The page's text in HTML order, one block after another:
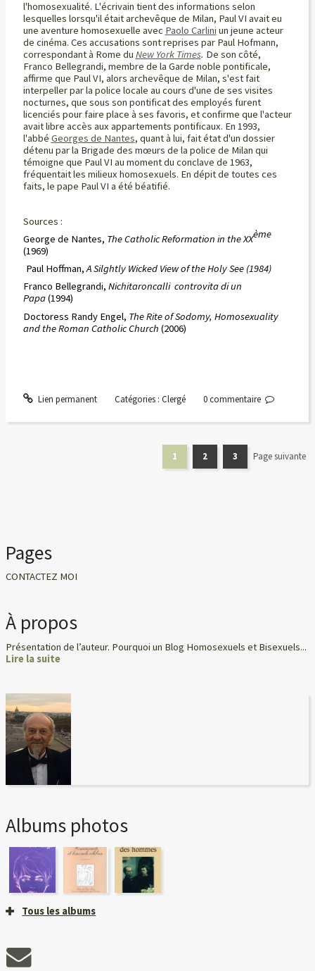
l'homosexualité. L'écrivain tient des informations selon
lesquelles lorsqu'il était archevêque de Milan, Paul VI avait eu
une aventure homosexuelle avec Paolo Carlini un jeune acteur
de cinéma. Ces accusations sont reprises par Paul Hofmann,
correspondant à Rome du New York Times. De son côté,
Franco Bellegrandi, membre de la Garde noble pontificale,
affirme que Paul VI, alors archevêque de Milan, s'est fait
interpeller par la police locale au cours d'une de ses visites
nocturnes, que sous son pontificat des employés furent
licenciés pour faire place à ses favoris, et confirme que l'acteur
avait libre accès aux appartements pontificaux. En 1993,
l'abbé Georges de Nantes, quant à lui, fait état d'un dossier
détenu par la Brigade des mœurs de la police de Milan qui
témoigne que Paul VI au moment du conclave de 1963,
fréquentait les milieux homosexuels. En dépit de toutes ces
faits, le pape Paul VI a été béatifié.
Sources :
George de Nantes, The Catholic Reformation in the XXème
(1969)
Paul Hoffman,A Silghtly Wicked View of the Holy See (1984)
Franco Bellegrandi, Nichitaroncalli controvita di un
Papa(1994)
Doctoress Randy Engel, The Rite of Sodomy, Homosexuality
and the Roman Catholic Church (2006)
Lien permanent Catégories : Clergé 0 commentaire
1 2 3 Page suivante
Pages
CONTACTEZ MOI
À propos
Présentation de l’auteur. Pourquoi un Blog Homosexuels et Bisexuels...
Lire la suite
Albums photos
Tous les albums